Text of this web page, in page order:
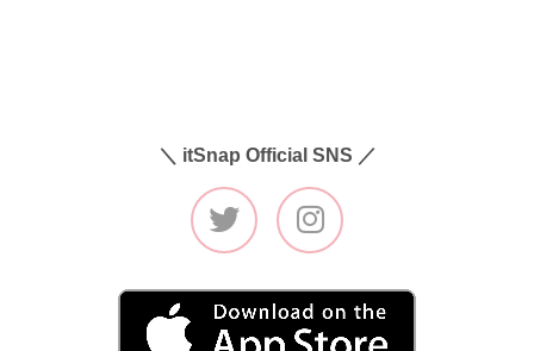
＼ itSnap Official SNS ／